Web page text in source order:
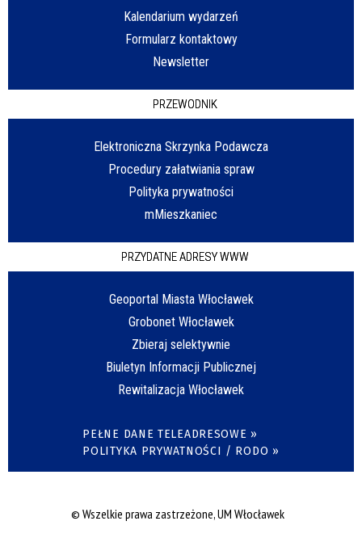
Kalendarium wydarzeń
Formularz kontaktowy
Newsletter
PRZEWODNIK
Elektroniczna Skrzynka Podawcza
Procedury załatwiania spraw
Polityka prywatności
mMieszkaniec
PRZYDATNE ADRESY WWW
Geoportal Miasta Włocławek
Grobonet Włocławek
Zbieraj selektywnie
Biuletyn Informacji Publicznej
Rewitalizacja Włocławek
PEŁNE DANE TELEADRESOWE »
POLITYKA PRYWATNOŚCI / RODO »
© Wszelkie prawa zastrzeżone, UM Włocławek